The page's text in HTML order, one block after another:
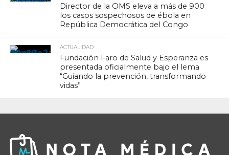
Director de la OMS eleva a más de 900
los casos sospechosos de ébola en
República Democrática del Congo
ACTUALIDAD
Fundación Faro de Salud y Esperanza es
presentada oficialmente bajo el lema
“Guiando la prevención, transformando
vidas”